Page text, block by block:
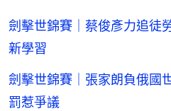
劍擊世錦賽｜蔡俊彥力追
新學習
劍擊世錦賽｜張家朗負俄
罰惹爭議